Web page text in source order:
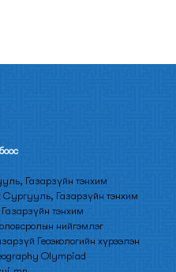
Газарзүйн тэнхим
Газарзүйн тэнхим
тэнхим
нийгэмлэг
Геоэкологийн хүрээлэн
Olympiad